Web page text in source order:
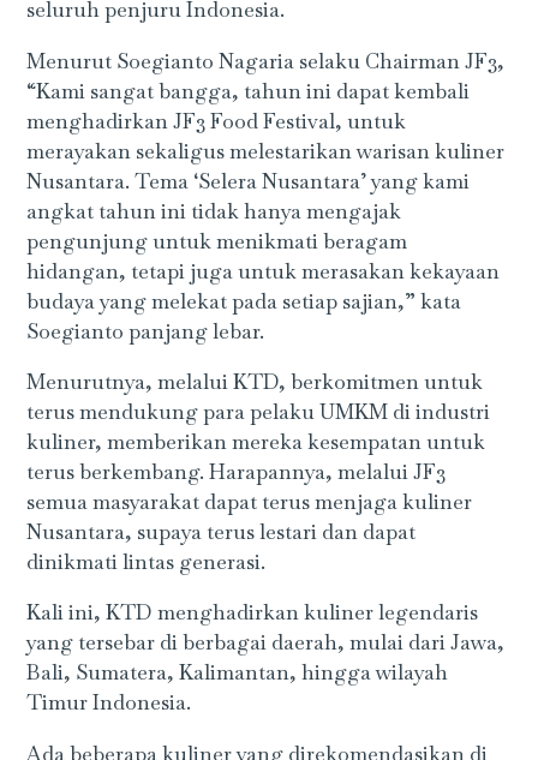
seluruh penjuru Indonesia.
Menurut Soegianto Nagaria selaku Chairman JF3,
“Kami sangat bangga, tahun ini dapat kembali
menghadirkan JF3 Food Festival, untuk
merayakan sekaligus melestarikan warisan kuliner
Nusantara. Tema ‘Selera Nusantara’ yang kami
angkat tahun ini tidak hanya mengajak
pengunjung untuk menikmati beragam
hidangan, tetapi juga untuk merasakan kekayaan
budaya yang melekat pada setiap sajian,” kata
Soegianto panjang lebar.
Menurutnya, melalui KTD, berkomitmen untuk
terus mendukung para pelaku UMKM di industri
kuliner, memberikan mereka kesempatan untuk
terus berkembang. Harapannya, melalui JF3
semua masyarakat dapat terus menjaga kuliner
Nusantara, supaya terus lestari dan dapat
dinikmati lintas generasi.
Kali ini, KTD menghadirkan kuliner legendaris
yang tersebar di berbagai daerah, mulai dari Jawa,
Bali, Sumatera, Kalimantan, hingga wilayah
Timur Indonesia.
Ada beberapa kuliner yang direkomendasikan di